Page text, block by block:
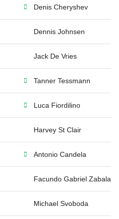
Denis Cheryshev
Dennis Johnsen
Jack De Vries
Tanner Tessmann
Luca Fiordilino
Harvey St Clair
Antonio Candela
Facundo Gabriel Zabala
Michael Svoboda